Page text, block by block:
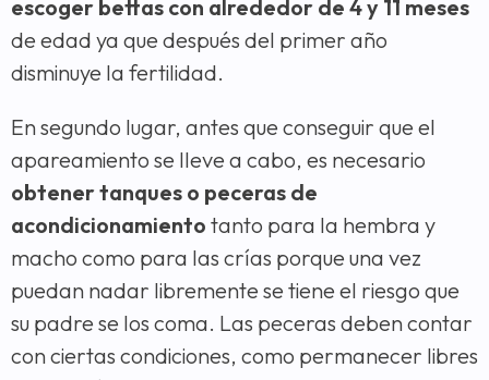
escoger bettas con alrededor de 4 y 11 meses
de edad ya que después del primer año
disminuye la fertilidad.
En segundo lugar, antes que conseguir que el
apareamiento se lleve a cabo, es necesario
obtener tanques o peceras de
acondicionamiento tanto para la hembra y
macho como para las crías porque una vez
puedan nadar libremente se tiene el riesgo que
su padre se los coma. Las peceras deben contar
con ciertas condiciones, como permanecer libres